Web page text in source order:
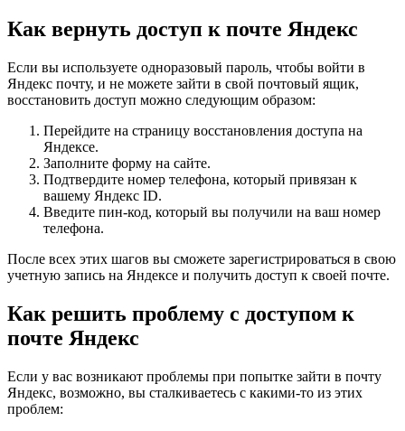
Как вернуть доступ к почте Яндекс
Если вы используете одноразовый пароль, чтобы войти в
Яндекс почту, и не можете зайти в свой почтовый ящик,
восстановить доступ можно следующим образом:
Перейдите на страницу восстановления доступа на
Яндексе.
Заполните форму на сайте.
Подтвердите номер телефона, который привязан к
вашему Яндекс ID.
Введите пин-код, который вы получили на ваш номер
телефона.
После всех этих шагов вы сможете зарегистрироваться в свою
учетную запись на Яндексе и получить доступ к своей почте.
Как решить проблему с доступом к
почте Яндекс
Если у вас возникают проблемы при попытке зайти в почту
Яндекс, возможно, вы сталкиваетесь с какими-то из этих
проблем: